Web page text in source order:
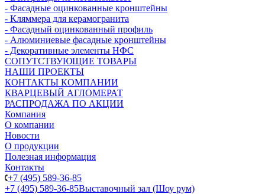
- Фасадные оцинкованные кронштейны
- Кляммера для керамогранита
- Фасадный оцинкованный профиль
- Алюминиевые фасадные кронштейны
- Декоративные элементы НФС
СОПУТСТВУЮЩИЕ ТОВАРЫ
НАШИ ПРОЕКТЫ
КОНТАКТЫ КОМПАНИИ
КВАРЦЕВЫЙ АГЛОМЕРАТ
РАСПРОДАЖА ПО АКЦИИ
Компания
О компании
Новости
О продукции
Полезная информация
Контакты
+7 (495) 589-36-85
+7 (495) 589-36-85Выставочный зал (Шоу рум)